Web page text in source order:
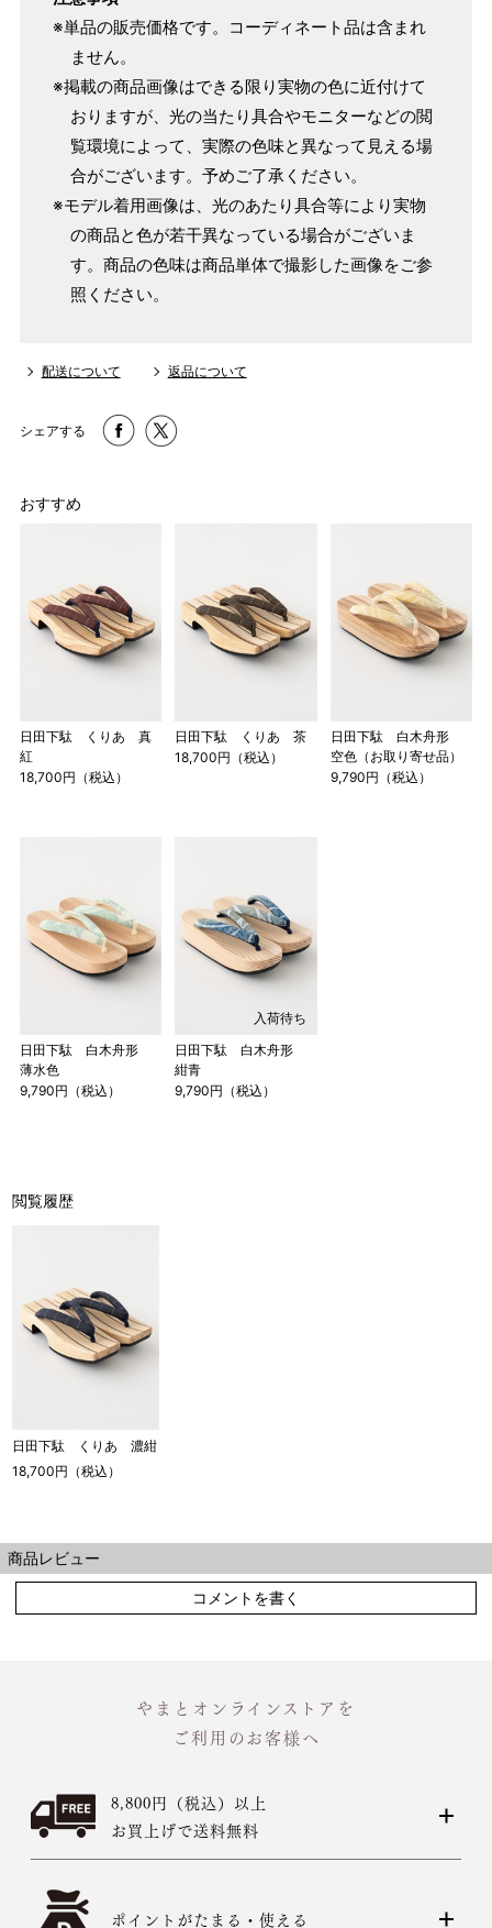
※単品の販売価格です。コーディネート品は含まれ
ません。
※掲載の商品画像はできる限り実物の色に近付けて
おりますが、光の当たり具合やモニターなどの閲
覧環境によって、実際の色味と異なって見える場
合がございます。予めご了承ください。
※モデル着用画像は、光のあたり具合等により実物
の商品と色が若干異なっている場合がございま
す。商品の色味は商品単体で撮影した画像をご参
照ください。
配送について 返品について
シェアする
おすすめ
日田下駄 くりあ 真
紅
18,700円（税込）
日田下駄 くりあ 茶
18,700円（税込）
日田下駄 白木舟形
空色（お取り寄せ品）
9,790円（税込）
日田下駄 白木舟形
薄水色
9,790円（税込）
入荷待ち
日田下駄 白木舟形
紺青
9,790円（税込）
閲覧履歴
日田下駄 くりあ 濃紺
18,700円（税込）
商品レビュー
コメントを書く
やまとオンラインストアを
ご利用のお客様へ
8,800円（税込）以上
お買上げで送料無料
ポイントがたまる・使える